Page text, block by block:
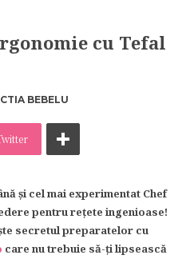
cu Tefal
BEBELU
și cel mai experimentat Chef
pentru rețete ingenioase!
secretul preparatelor cu
care nu trebuie să-ți lipsească